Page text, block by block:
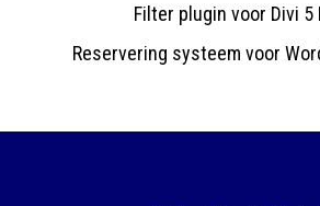
Filter plugin voor Divi 5
Reservering systeem voor